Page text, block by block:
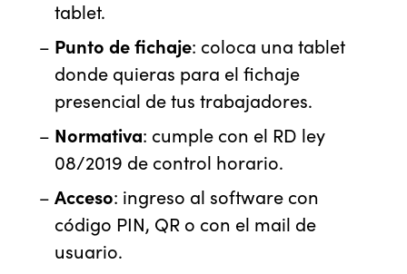
tablet.
Punto de fichaje: coloca una tablet
donde quieras para el fichaje
presencial de tus trabajadores.
Normativa: cumple con el RD ley
08/2019 de control horario.
Acceso: ingreso al software con
código PIN, QR o con el mail de
usuario.